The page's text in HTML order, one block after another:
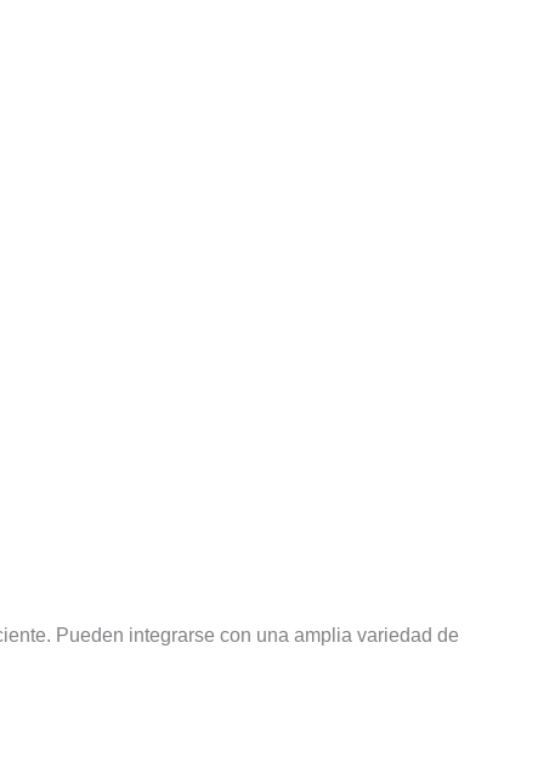
Pueden integrarse con una amplia variedad de